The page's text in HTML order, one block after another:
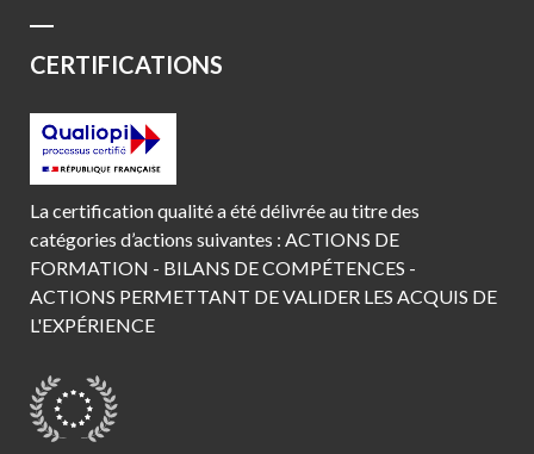
CERTIFICATIONS
La certification qualité a été délivrée au titre des
catégories d’actions suivantes : ACTIONS DE
FORMATION - BILANS DE COMPÉTENCES -
ACTIONS PERMETTANT DE VALIDER LES ACQUIS DE
L'EXPÉRIENCE